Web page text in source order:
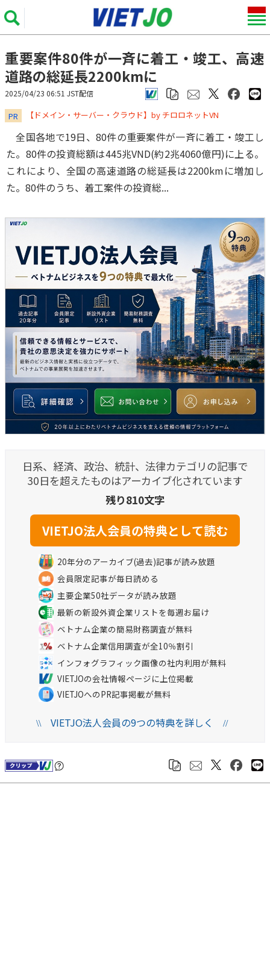
重要案件80件が一斉に着工・竣工、高速
道路の総延長2200kmに
2025/04/23 06:51 JST配信
PR ​​​​​​​【ドメイン・サーバー・クラウド】by チロロネットVN
全国各地で19日、80件の重要案件が一斉に着工・竣工し
た。80件の投資総額は445兆VND(約2兆4060億円)に上る。
これにより、全国の高速道路の総延長は2200kmに増加し
た。80件のうち、着工案件の投資総...
日系、経済、政治、統計、法律カテゴリの記事で
30日を超えたものはアーカイブ化されています
残り810文字
20年分のアーカイブ(過去)記事が読み放題
会員限定記事が毎日読める
主要企業50社データが読み放題
最新の新設外資企業リストを毎週お届け
ベトナム企業の簡易財務調査が無料
ベトナム企業信用調査が全10％割引
インフォグラフィック画像の社内利用が無料
VIETJOの会社情報ページに上位掲載
VIETJOへのPR記事掲載が無料
\\VIETJO法人会員の9つの特典を詳しく //